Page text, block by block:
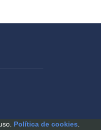
Política de cookies